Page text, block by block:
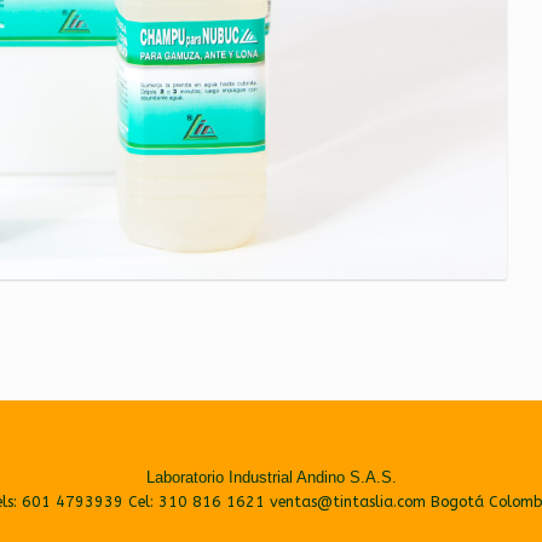
Laboratorio Industrial Andino S.A.S.
601 4793939 Cel: 310 816 1621 ventas@tintaslia.com Bogotá